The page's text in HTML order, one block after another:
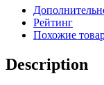
Рейтинг
Похожие
Description